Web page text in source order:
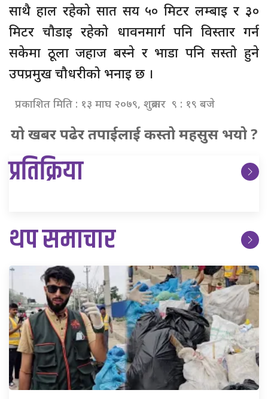
साथै हाल रहेको सात सय ५० मिटर लम्बाइ र ३०
मिटर चौडाइ रहेको धावनमार्ग पनि विस्तार गर्न
सकेमा ठूला जहाज बस्ने र भाडा पनि सस्तो हुने
उपप्रमुख चौधरीको भनाइ छ ।
प्रकाशित मिति : १३ माघ २०७९, शुक्रबार ९ : १९ बजे
यो खबर पढेर तपाईलाई कस्तो महसुस भयो ?
प्रतिक्रिया
थप समाचार